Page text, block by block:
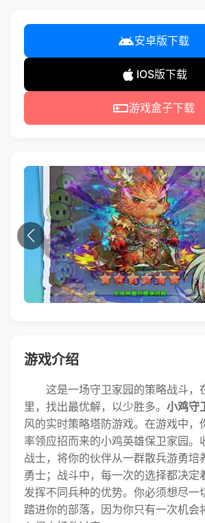
安卓版下载
IOS版下载
游戏盒子下载
游戏介绍
这是一场守卫家园的策略战斗，
里，找出最优解，以少胜多。 小鸡守
风的实时策略塔防游戏。在游戏中，
率领应招而来的小鸡英雄保卫家园。
战士，将你的伙伴从一群散兵游勇培
勇士；战斗中，每一次的选择都决定
发挥不同兵种的优势。你必须想尽一
踏进你的部落，因为你只有一次机会